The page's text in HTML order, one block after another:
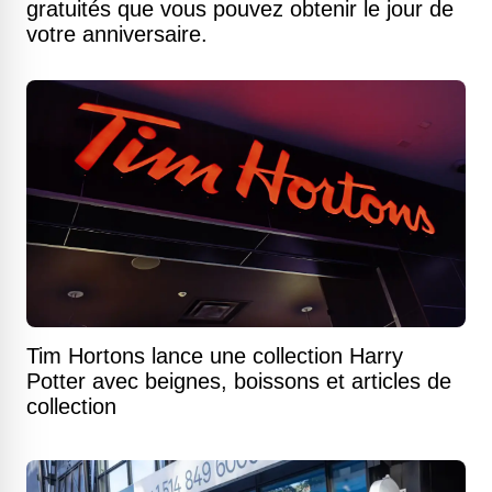
gratuités que vous pouvez obtenir le jour de
votre anniversaire.
Tim Hortons lance une collection Harry
Potter avec beignes, boissons et articles de
collection